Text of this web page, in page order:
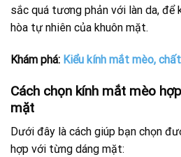
sắc quá tương phản với làn da,
hòa tự nhiên của khuôn mặt.
Khám phá: Kiểu kính mắt mèo,
Cách chọn kính mắt mèo
mặt
Dưới đây là cách giúp bạn chọn
hợp với từng dáng mặt: